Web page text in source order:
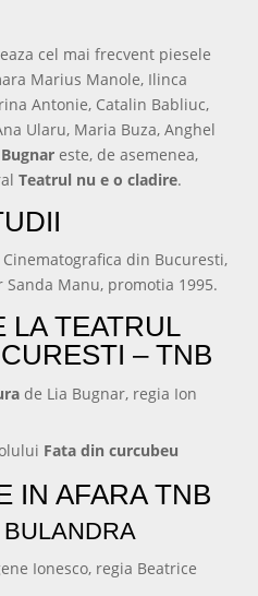
cel mai frecvent piesele
Marius Manole, Ilinca
Antonie, Catalin Babliuc,
Ularu, Maria Buza, Anghel
este, de asemenea,
Teatrul nu e o cladire.
din Bucuresti,
Manu, promotia 1995.
LA TEATRUL
– TNB
de Lia Bugnar, regia Ion
Fata din curcubeu
IN AFARA TNB
Ionesco, regia Beatrice